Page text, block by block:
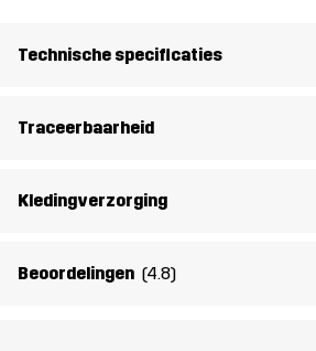
Materiál 1
63% Katoen, 30%
Gewicht 765g in maat Medium
Technische specificaties
Traceerbaarheid
Kledingverzorging
Beoordelingen (4.8)